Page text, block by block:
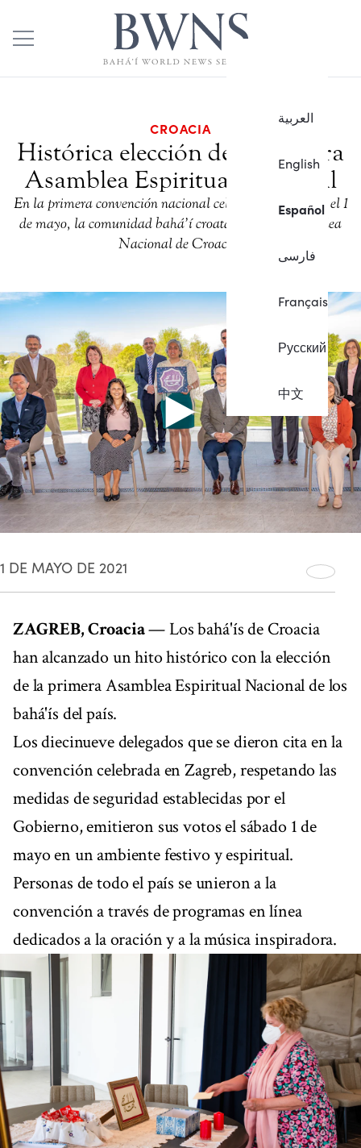
العربية
English
Español
فارسی
Français
Русский
中文
CROACIA
Histórica elección de la primera
Asamblea Espiritual Nacional
En la primera convención nacional celebrada en Zagreb el 1
de mayo, la comunidad bahá’í croata eligió la Asamblea
Nacional de Croacia.
1 DE MAYO DE 2021
ZAGREB, Croacia— Los bahá'ís de Croacia
han alcanzado un hito histórico con la elección
de la primera Asamblea Espiritual Nacional de los
bahá'ís del país.
Los diecinueve delegados que se dieron cita en la
convención celebrada en Zagreb, respetando las
medidas de seguridad establecidas por el
Gobierno, emitieron sus votos el sábado 1 de
mayo en un ambiente festivo y espiritual.
Personas de todo el país se unieron a la
convención a través de programas en línea
dedicados a la oración y a la música inspiradora.